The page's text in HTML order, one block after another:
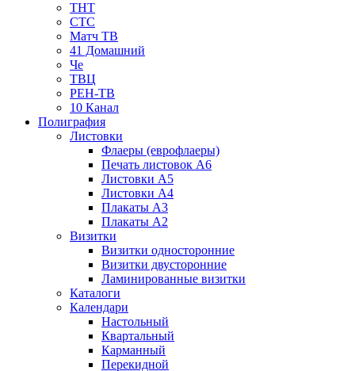
ТНТ
СТС
Матч ТВ
41 Домашний
Че
ТВЦ
РЕН-ТВ
10 Канал
Полиграфия
Листовки
Флаеры (еврофлаеры)
Печать листовок А6
Листовки А5
Листовки А4
Плакаты А3
Плакаты А2
Визитки
Визитки односторонние
Визитки двусторонние
Ламинированные визитки
Каталоги
Календари
Настольный
Квартальный
Карманный
Перекидной